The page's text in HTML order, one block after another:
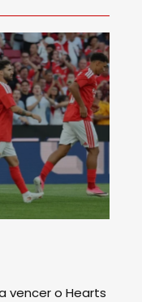
vencer o Hearts